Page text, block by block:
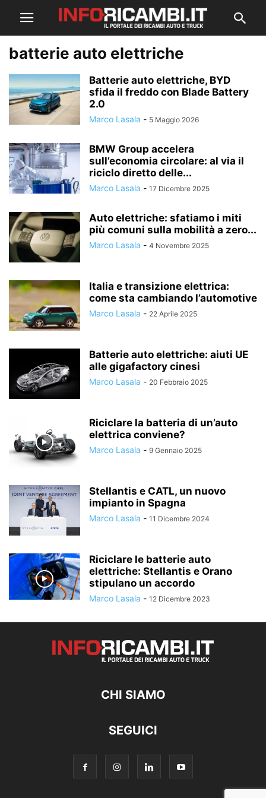
batterie auto elettriche
Batterie auto elettriche, BYD
sfida il freddo con Blade Battery
2.0
Marco Lasala - 5 Maggio 2026
BMW Group accelera
sull’economia circolare: al via il
riciclo diretto delle...
Marco Lasala - 17 Dicembre 2025
Auto elettriche: sfatiamo i miti
più comuni sulla mobilità a zero...
Marco Lasala - 4 Novembre 2025
Italia e transizione elettrica:
come sta cambiando l’automotive
Marco Lasala - 22 Aprile 2025
Batterie auto elettriche: aiuti UE
alle gigafactory cinesi
Marco Lasala - 20 Febbraio 2025
Riciclare la batteria di un’auto
elettrica conviene?
Marco Lasala - 9 Gennaio 2025
Stellantis e CATL, un nuovo
impianto in Spagna
Marco Lasala - 11 Dicembre 2024
Riciclare le batterie auto
elettriche: Stellantis e Orano
stipulano un accordo
Marco Lasala - 12 Dicembre 2023
CHI SIAMO
SEGUICI